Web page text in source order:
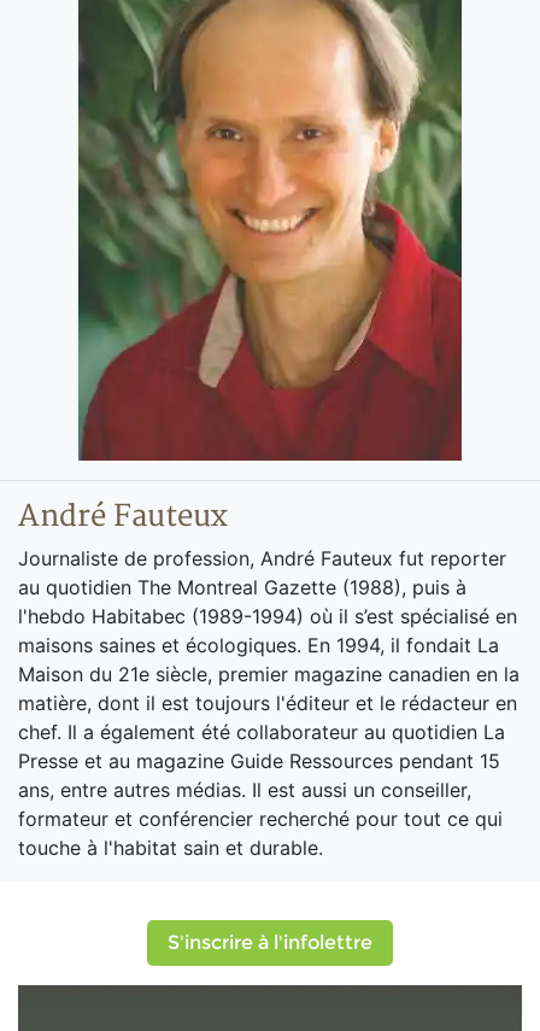
André Fauteux
Journaliste de profession, André Fauteux fut reporter
au quotidien The Montreal Gazette (1988), puis à
l'hebdo Habitabec (1989-1994) où il s’est spécialisé en
maisons saines et écologiques. En 1994, il fondait La
Maison du 21e siècle, premier magazine canadien en la
matière, dont il est toujours l'éditeur et le rédacteur en
chef. Il a également été collaborateur au quotidien La
Presse et au magazine Guide Ressources pendant 15
ans, entre autres médias. Il est aussi un conseiller,
formateur et conférencier recherché pour tout ce qui
touche à l'habitat sain et durable.
S'inscrire à l'infolettre